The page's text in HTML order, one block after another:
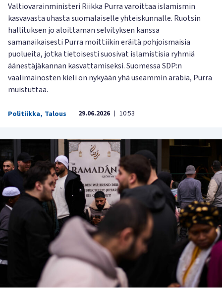
Valtiovarainministeri Riikka Purra varoittaa islamismin
kasvavasta uhasta suomalaiselle yhteiskunnalle. Ruotsin
hallituksen jo aloittaman selvityksen kanssa
samanaikaisesti Purra moittiikin eräitä pohjoismaisia
puolueita, jotka tietoisesti suosivat islamistisia ryhmiä
äänestäjäkannan kasvattamiseksi. Suomessa SDP:n
vaalimainosten kieli on nykyään yhä useammin arabia, Purra
muistuttaa.
Politiikka, Talous 29.06.2026 | 10:53